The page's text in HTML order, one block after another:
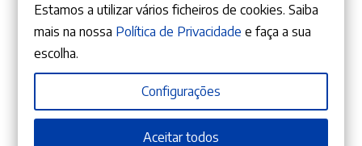
ADICIONAR
Estamos a utilizar vários ficheiros de cookies. Saiba
mais na nossa Política de Privacidade e faça a sua
escolha.
Configurações
Aceitar todos